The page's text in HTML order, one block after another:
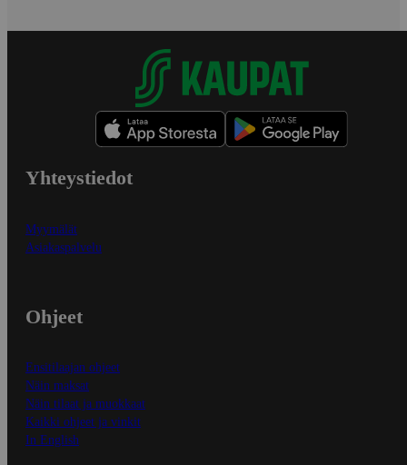
Yhteystiedot
Myymälät
Asiakaspalvelu
Ohjeet
Ensitilaajan ohjeet
Näin maksat
Näin tilaat ja muokkaat
Kaikki ohjeet ja vinkit
In English